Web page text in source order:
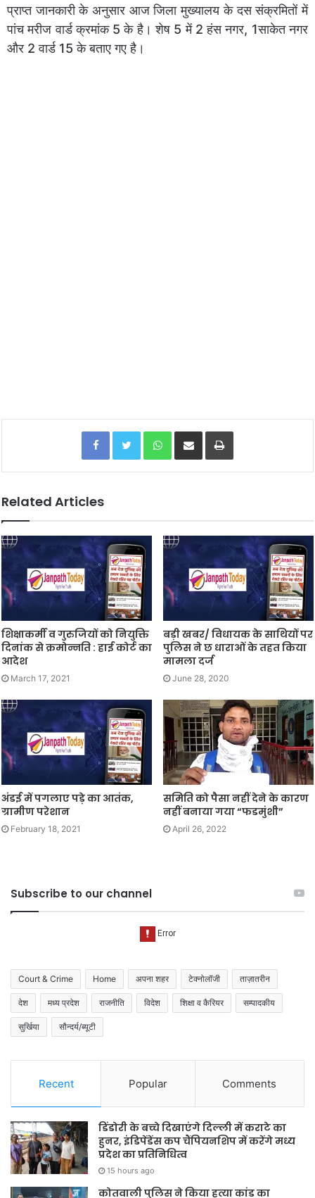
प्राप्त जानकारी के अनुसार आज जिला मुख्यालय के दस संक्रमितों में
पांच मरीज वार्ड क्रमांक 5 के है। शेष 5 में 2 हंस नगर, 1साकेत नगर
और 2 वार्ड 15 के बताए गए है।
Facebook Twitter WhatsApp
Related Articles
शिक्षाकर्मी व गुरुजियों को नियुक्ति
दिनांक से क्रमोन्नति : हाई कोर्ट का
आदेश
March 17, 2021
बड़ी खबर/ विधायक के साथियों पर
पुलिस ने छ धाराओं के तहत किया
मामला दर्ज
June 28, 2020
अंडई में पगलाए पड़े का आतंक,
ग्रामीण परेशान
February 18, 2021
समिति को पैसा नहीं देने के कारण
नहीं बनाया गया “फडमुंशी”
April 26, 2022
Subscribe to our channel
Court & Crime Home अपना शहर टेक्नोलॉजी ताज़ातरीन
देश मध्य प्रदेश राजनीति विदेश शिक्षा व कैरियर सम्पादकीय
सुर्खिया सौन्दर्य/ब्यूटी
Recent Popular Comments
डिंडोरी के बच्चे दिखाएंगे दिल्ली में कराटे का
हुनर, इंडिपेंडेंस कप चैंपियनशिप में करेंगे मध्य
प्रदेश का प्रतिनिधित्व
15 hours ago
कोतवाली पुलिस ने किया हत्या कांड का